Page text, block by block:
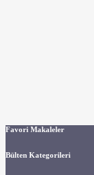
Favori Makaleler
Bülten Kategorileri